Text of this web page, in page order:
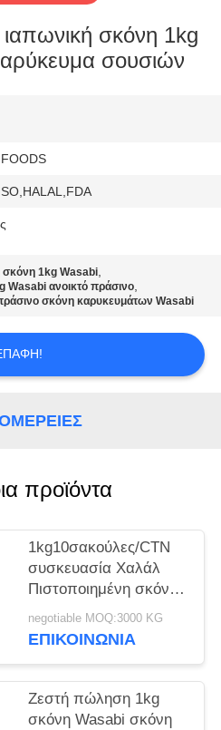
σκόνη 1kg
σουσιών
σκόνη 1kg Wasabi,
Wasabi ανοικτό πράσινο,
σκόνη καρυκευμάτων Wasabi
προϊόντα
1kg10σακούλες/CTN
συσκευασία Χαλάλ
Πιστοποιημένη σκόνη
Wasabi για θαλάσσια
μεταφορά
negotiable MOQ:3000 KG
ΕΠΙΚΟΙΝΩΝΊΑ
Ζεστή πώληση 1kg
σκόνη Wasabi σκόνη